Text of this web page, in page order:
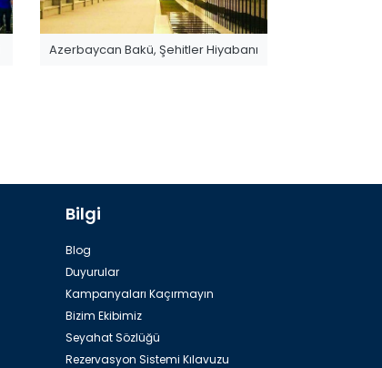
Azerbaycan Bakü, Şehitler Hiyabanı
Bilgi
Blog
Duyurular
Kampanyaları Kaçırmayın
Bizim Ekibimiz
Seyahat Sözlüğü
Rezervasyon Sistemi Kılavuzu